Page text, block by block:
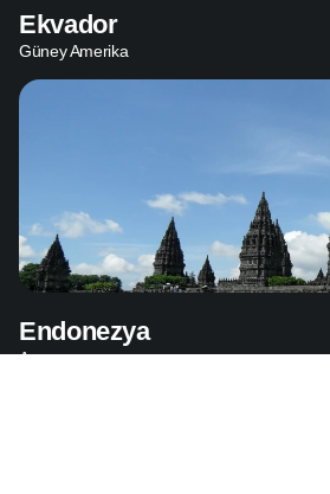
Ekvador
Güney Amerika
Endonezya
Asya